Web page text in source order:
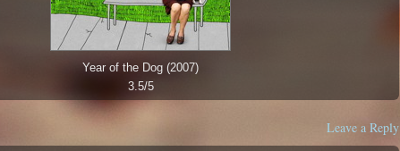
Year of the Dog (2007)
3.5/5
Leave a Reply